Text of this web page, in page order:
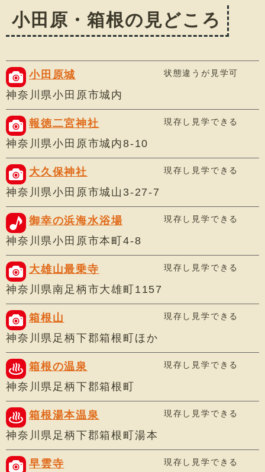
小田原・箱根の見どころ
小田原城 状態違うが見学可
神奈川県小田原市城内
報徳二宮神社 現存し見学できる
神奈川県小田原市城内8-10
大久保神社 現存し見学できる
神奈川県小田原市城山3-27-7
御幸の浜海水浴場 現存し見学できる
神奈川県小田原市本町4-8
大雄山最乗寺 現存し見学できる
神奈川県南足柄市大雄町1157
箱根山 現存し見学できる
神奈川県足柄下郡箱根町ほか
箱根の温泉 現存し見学できる
神奈川県足柄下郡箱根町
箱根湯本温泉 現存し見学できる
神奈川県足柄下郡箱根町湯本
早雲寺 現存し見学できる